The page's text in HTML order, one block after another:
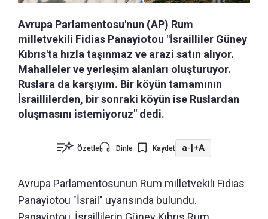
Avrupa Parlamentosu'nun (AP) Rum
milletvekili Fidias Panayiotou "İsrailliler Güney
Kıbrıs'ta hızla taşınmaz ve arazi satın alıyor.
Mahalleler ve yerleşim alanları oluşturuyor.
Ruslara da karşıyım. Bir köyün tamamının
İsraillilerden, bir sonraki köyün ise Ruslardan
oluşmasını istemiyoruz" dedi.
Özetle Dinle Kaydet a- +A
Avrupa Parlamentosunun Rum milletvekili Fidias
Panayiotou "İsrail" uyarısında bulundu.